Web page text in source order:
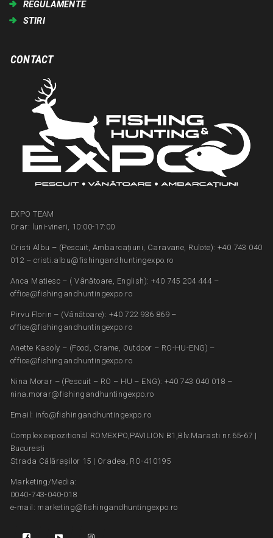
REGULAMENTE
STIRI
CONTACT
EXPO TEAM
Orar: luni-vineri, 10:00-17:00
Cristi Albu – (Pescuit, Ambarcațiuni, Caravane, Rulote): +40 743 040
012 – cristi.albu@fishingandhuntingexpo.ro
Anca Matiesc – ( Vânătoare, English): +40 745 204 444 –
office@fishingandhuntingexpo.ro
Pirvu Florin – (Vânătoare): +40 722 936 869 –
office@fishingandhuntingexpo.ro
Anette Kasoly – (Food, Crame, Outdoor – RO-HU-ENG) –
office@fishingandhuntingexpo.ro
Nina Morar – (Pescuit – RO – HU – ENG): +40 743 040 018 –
nina.morar@fishingandhuntingexpo.ro
Email: info@fishingandhuntingexpo.ro
Complex expozitional ROMEXPO,PAVILION B1,Blv.Marasti nr.65-67 |
Bucuresti
Strada Călărașilor 15 | Oradea, RO-410195
Marketing/Media:
0040-743-040-018
e-mail: marketing@fishingandhuntingexpo.ro